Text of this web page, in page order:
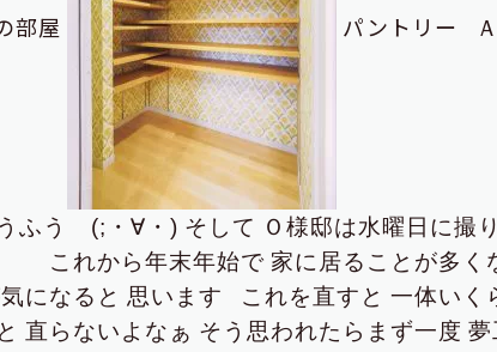
部屋 パントリー
ふう (;・∀・) そして Ｏ様邸は水曜日に撮
これから年末年始で 家に居ることが多く
になると 思います これを直すと 一体いく
直らないよなぁ そう思われたらまず一度 夢